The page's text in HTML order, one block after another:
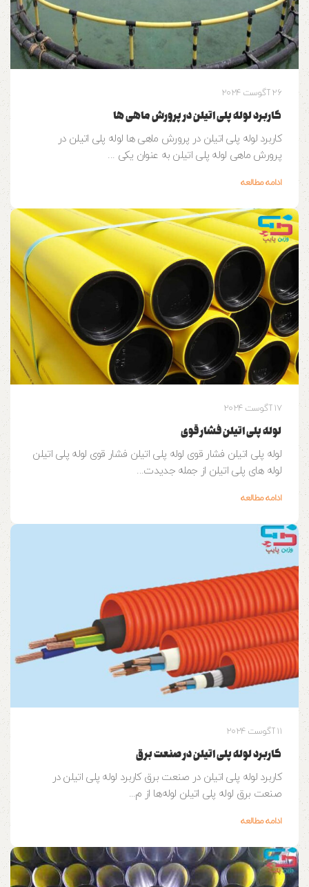
26 آگوست 2024
کاربرد لوله پلی اتیلن در پرورش ماهی ها
کاربرد لوله پلی اتیلن در پرورش ماهی ها لوله پلی اتیلن در
پرورش ماهی لوله پلی اتیلن به عنوان یکی ...
ادامه مطالعه
17 آگوست 2024
لوله پلی اتیلن فشار قوی
لوله پلی اتیلن فشار قوی لوله پلی اتیلن فشار قوی لوله پلی اتیلن
لوله های پلی اتیلن از جمله جدیدت...
ادامه مطالعه
11 آگوست 2024
کاربرد لوله پلی اتیلن در صنعت برق
کاربرد لوله پلی اتیلن در صنعت برق کاربرد لوله پلی اتیلن در
صنعت برق لوله پلی اتیلن لوله‌ها از م...
ادامه مطالعه